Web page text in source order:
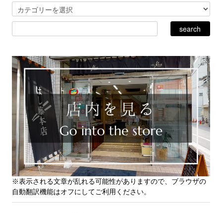
※表示される文章が乱れる可能性がありますので、ブラウザの
自動翻訳機能はオフにしてご利用ください。